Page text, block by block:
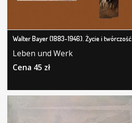
Walter Bayer (1883-1946). Życie i twórczość
Leben und Werk
Cena 45 zł